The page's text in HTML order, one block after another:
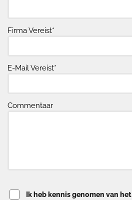
Firma Vereist*
E-Mail Vereist*
Commentaar
Ik heb kennis genomen van